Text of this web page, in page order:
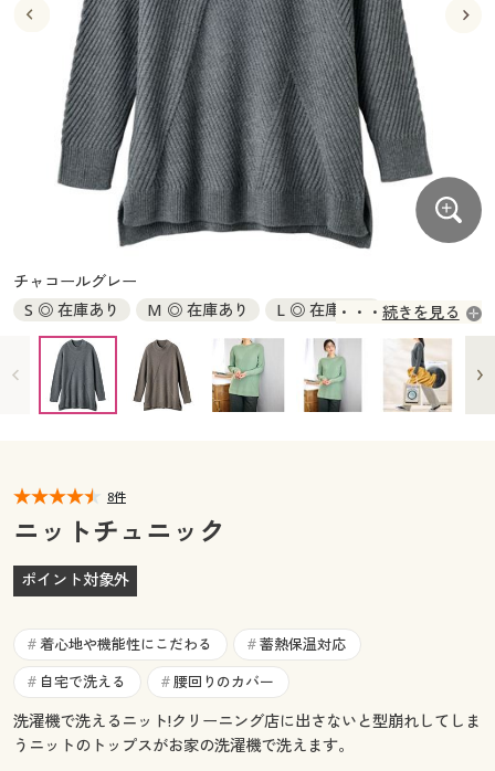
カーテン・ラグ・ファブリック
制服・学生服
ジュニア・ティーンズ下着
大きいサイズ通販すべて
大きいサイズ レディース服
大きいサイズ レディース下着
大きいサイズ メンズ
大きいサイズ 事務・制服
バーゲン
バーゲンセール
シークレットセール
詳細検索
商品カテゴリ一覧
カタログ・チラシからのご注文
デジタルカタログ
カタログ無料プレゼント
マイページ
閲覧履歴
お気に入り
サポート
ご利用ガイド
ジュニア・ティーンズ下着
大きいサイズ レディース服
大きいサイズ レディース下着
大きいサイズ メンズ
大きいサイズ 事務・制服
バーゲンセール
シークレットセール
詳細検索
商品カテゴリ一覧
カタログ
カタログ・チラシからのご注文
カタログ無料プレゼント
会員メニュー
閲覧履歴
ご利用ガイド
よくある質問とお問い合わせ
チャコールグレー
S ◎ 在庫あり
M ◎ 在庫あり
L ◎ 在庫あり
LL ◎ 在庫あり
3L ◎ 在庫あり
続きを見る
8件
ニットチュニック
ポイント対象外
# 着心地や機能性にこだわる # 蓄熱保温対応
# 自宅で洗える # 腰回りのカバー
洗濯機で洗えるニット!クリーニング店に出さないと型崩れしてしま
うニットのトップスがお家の洗濯機で洗えます。